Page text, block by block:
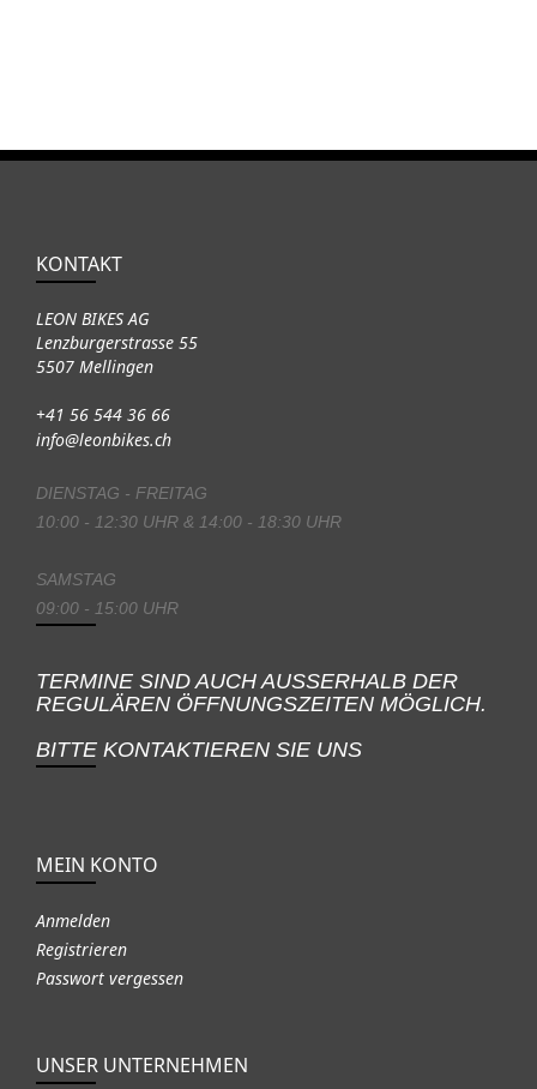
KONTAKT
LEON BIKES AG
Lenzburgerstrasse 55
5507 Mellingen
+41 56 544 36 66
info@leonbikes.ch
DIENSTAG - FREITAG
10:00 - 12:30 UHR & 14:00 - 18:30 UHR
SAMSTAG
09:00 - 15:00 UHR
TERMINE SIND AUCH AUSSERHALB DER
REGULÄREN ÖFFNUNGSZEITEN MÖGLICH.
BITTE KONTAKTIEREN SIE UNS
MEIN KONTO
Anmelden
Registrieren
Passwort vergessen
UNSER UNTERNEHMEN